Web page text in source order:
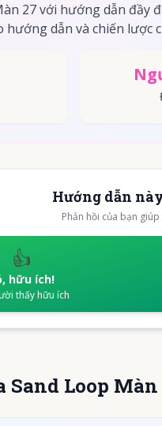
27 với hướng dẫn
hướng dẫn và chiến lược
Hướng dẫn
Phản hồi của bạn
👍
hữu ích!
thấy hữu ích
Sand Loop Màn